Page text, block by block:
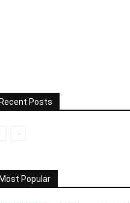
Posts
Popular